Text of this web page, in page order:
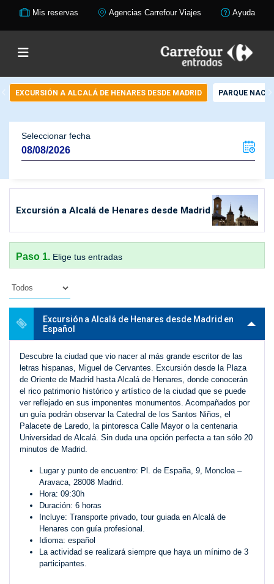
Mis reservas Agencias Carrefour Viajes Ayuda
EXCURSIÓN A ALCALÁ DE HENARES DESDE MADRID PARQUE
Seleccionar fecha
Excursión a Alcalá de Henares desde Madrid
Paso 1. Elige tus entradas
Excursión a Alcalá de Henares desde Madrid en
Español
Descubre la ciudad que vio nacer al más grande escritor de las
letras hispanas, Miguel de Cervantes. Excursión desde la Plaza
de Oriente de Madrid hasta Alcalá de Henares, donde conocerán
el rico patrimonio histórico y artístico de la ciudad que se puede
ver reflejado en sus imponentes monumentos. Acompañados por
un guía podrán observar la Catedral de los Santos Niños, el
Palacete de Laredo, la pintoresca Calle Mayor o la centenaria
Universidad de Alcalá. Sin duda una opción perfecta a tan sólo 20
minutos de Madrid.
Lugar y punto de encuentro: Pl. de España, 9, Moncloa –
Aravaca, 28008 Madrid.
Hora: 09:30h
Duración: 6 horas
Incluye: Transporte privado, tour guiada en Alcalá de
Henares con guía profesional.
Idioma: español
La actividad se realizará siempre que haya un mínimo de 3
participantes.